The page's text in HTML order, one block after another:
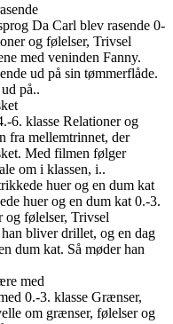
Da Carl blev rasende 0-
og følelser, Trivsel
med veninden Fanny.
ud på sin tømmerflåde.
på..
6. klasse Relationer og
fra mellemtrinnet, der
Med filmen følger
om i klassen, i..
huer og en dum kat
huer og en dum kat 0.-3.
og følelser, Trivsel
bliver drillet, og en dag
dum kat. Så møder han
med
0.-3. klasse Grænser,
om grænser, følelser og